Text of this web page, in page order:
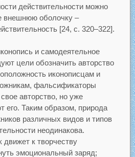
действительности можно
внешнюю оболочку –
[24, с. 320–322].
и самодеятельное
цели обозначить авторство
иконописцам и
фальсификаторы
авторство, но уже
его. Таким образом, природа
различных видов и типов
неодинакова.
к творчеству
эмоциональный заряд;